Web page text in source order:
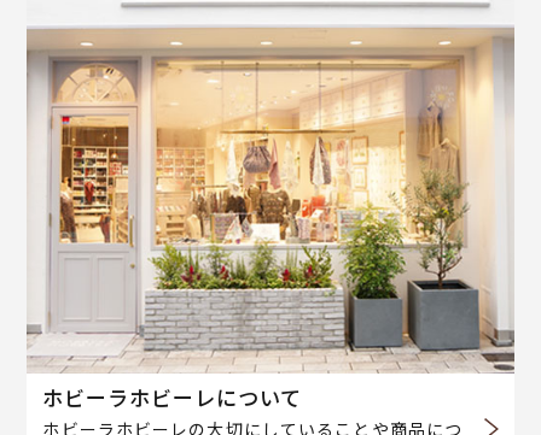
ホビーラホビーレについて
ホビーラホビーレの大切にしていることや商品につ